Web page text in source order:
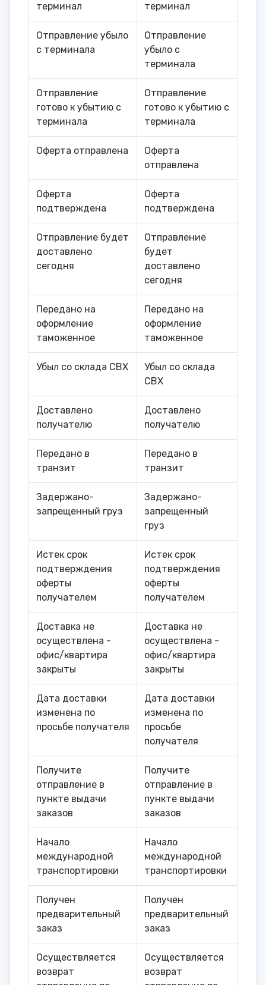
терминал
терминал
Отправление убыло
с терминала
Отправление
убыло с
терминала
Отправление
готово к убытию с
терминала
Отправление
готово к убытию с
терминала
Оферта отправлена
Оферта
отправлена
Оферта
подтверждена
Оферта
подтверждена
Отправление будет
доставлено
сегодня
Отправление
будет
доставлено
сегодня
Передано на
оформление
таможенное
Передано на
оформление
таможенное
Убыл со склада СВХ
Убыл со склада
СВХ
Доставлено
получателю
Доставлено
получателю
Передано в
транзит
Передано в
транзит
Задержано-
запрещенный груз
Задержано-
запрещенный
груз
Истек срок
подтверждения
оферты
получателем
Истек срок
подтверждения
оферты
получателем
Доставка не
осуществлена -
офис/квартира
закрыты
Доставка не
осуществлена -
офис/квартира
закрыты
Дата доставки
изменена по
просьбе получателя
Дата доставки
изменена по
просьбе
получателя
Получите
отправление в
пункте выдачи
заказов
Получите
отправление в
пункте выдачи
заказов
Начало
международной
транспортировки
Начало
международной
транспортировки
Получен
предварительный
заказ
Получен
предварительный
заказ
Осуществляется
возврат
Осуществляется
возврат